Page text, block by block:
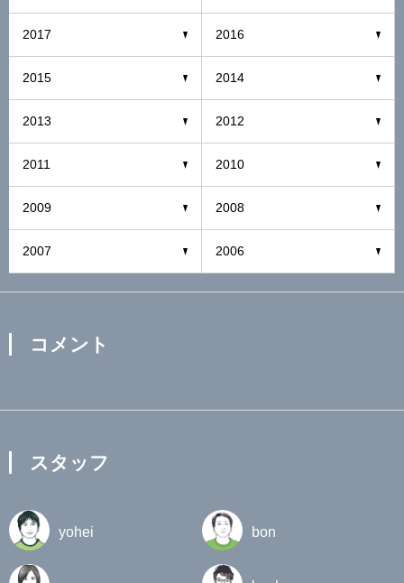
2017 2016
2015 2014
2013 2012
2011 2010
2009 2008
2007 2006
コメント
スタッフ
yohei bon